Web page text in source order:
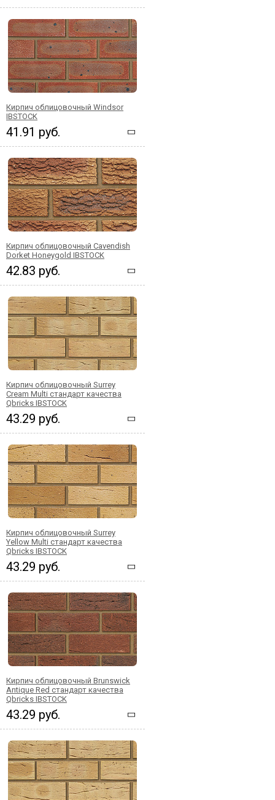
Кирпич облицовочный Windsor
IBSTOCK
41.91 руб.
Кирпич облицовочный Cavendish
Dorket Honeygold IBSTOCK
42.83 руб.
Кирпич облицовочный Surrey
Cream Multi стандарт качества
Qbricks IBSTOCK
43.29 руб.
Кирпич облицовочный Surrey
Yellow Multi стандарт качества
Qbricks IBSTOCK
43.29 руб.
Кирпич облицовочный Brunswick
Antique Red стандарт качества
Qbricks IBSTOCK
43.29 руб.